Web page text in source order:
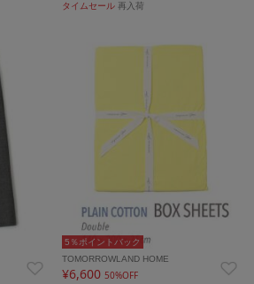
タイムセール再入荷
5％ポイントバック
TOMORROWLAND HOME
¥6,60050%OFF